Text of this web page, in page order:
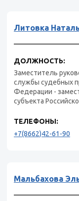
Литовка
ДОЛЖНОСТЬ:
Заместитель
службы судебных
Федерации -
субъекта
ТЕЛЕФОНЫ:
+7(8662)42-61-90
Мальбахова